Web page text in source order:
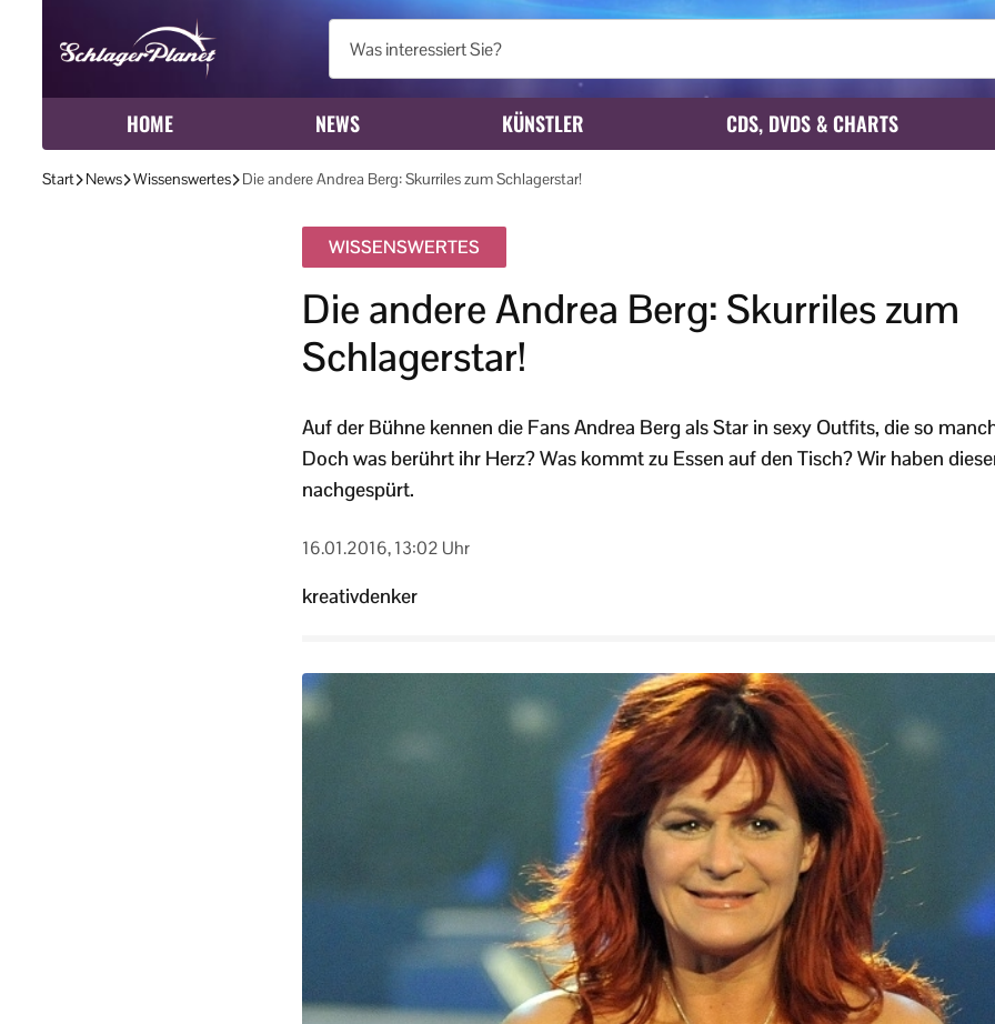
HOME NEWS KÜNSTLER CDS, DVDS & CHARTS
Start News Wissenswertes Die andere Andrea Berg: Skurriles zum Schlagerstar!
WISSENSWERTES
Die andere Andrea Berg: Skurriles zum
Schlagerstar!
Auf der Bühne kennen die Fans Andrea Berg als Star in sexy Outfits, die so
Doch was berührt ihr Herz? Was kommt zu Essen auf den Tisch? Wir haben
nachgespürt.
16.01.2016, 13:02 Uhr
kreativdenker